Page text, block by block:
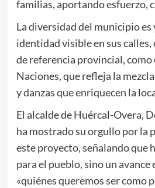
familias, aportando esfuerzo,
La diversidad del municipio es
identidad visible en sus calles,
de referencia provincial, como
Naciones, que refleja la
y danzas que enriquecen la
El alcalde de Huércal-Overa,
ha mostrado su orgullo por la
este proyecto, señalando que
para el pueblo, sino un avance
«quiénes queremos ser como